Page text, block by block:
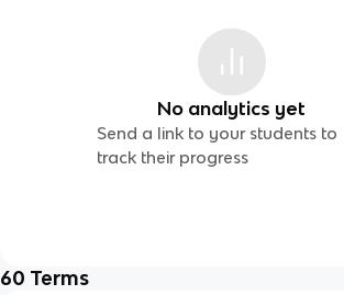
No analytics yet
Send a link to your students to
track their progress
60 Terms